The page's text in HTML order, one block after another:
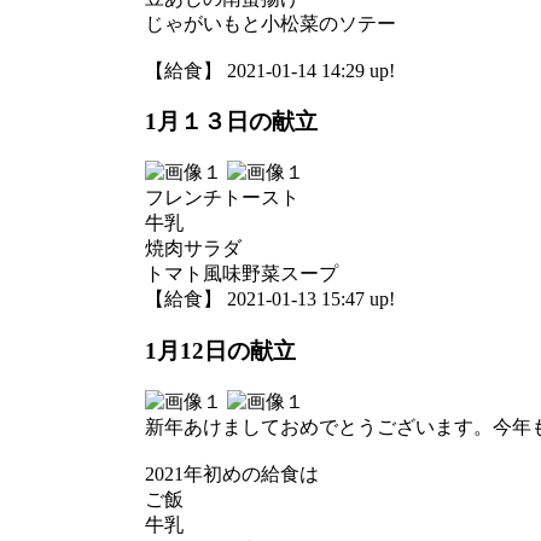
じゃがいもと小松菜のソテー
【給食】 2021-01-14 14:29 up!
1月１３日の献立
フレンチトースト
牛乳
焼肉サラダ
トマト風味野菜スープ
【給食】 2021-01-13 15:47 up!
1月12日の献立
新年あけましておめでとうございます。今年
2021年初めの給食は
ご飯
牛乳